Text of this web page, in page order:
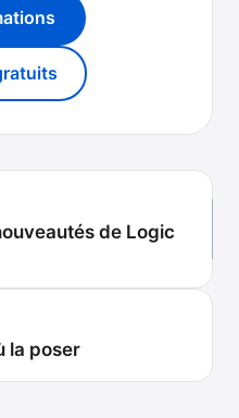
de Logic
la poser